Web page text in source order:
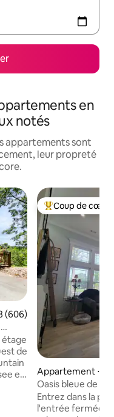
en
notés
appartements sont
leur propreté
moyenne sur la base
(606)
de
et
Coups de cœur
Coup de cœur
Appartement ⋅
Oasis bleue de
Entrez dans la
l'entrée fermée,